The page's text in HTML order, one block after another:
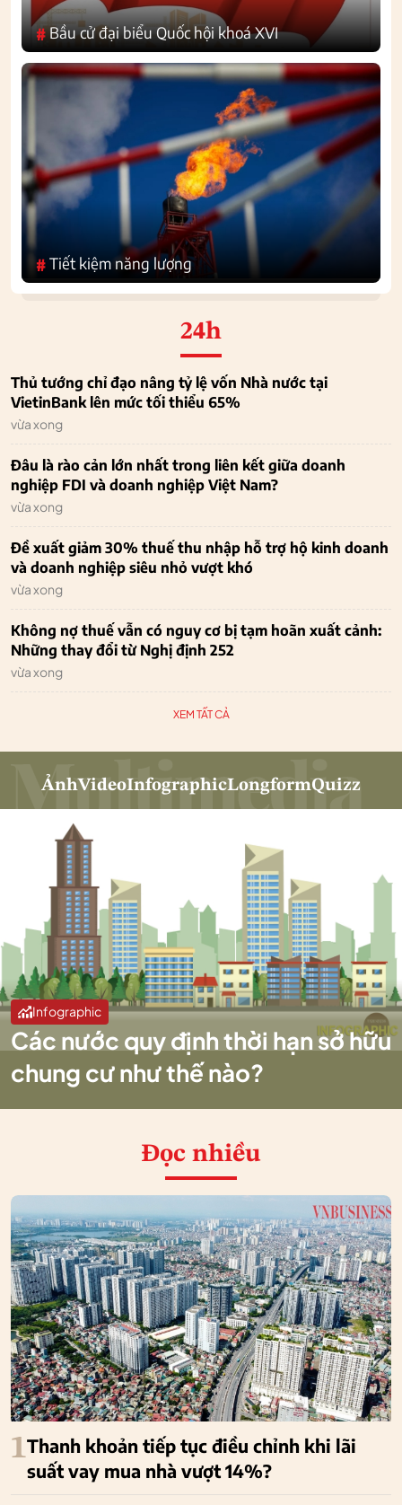
#Bầu cử đại biểu Quốc hội khoá XVI
#Tiết kiệm năng lượng
24h
Thủ tướng chỉ đạo nâng tỷ lệ vốn Nhà nước tại
VietinBank lên mức tối thiểu 65%
vừa xong
Đâu là rào cản lớn nhất trong liên kết giữa doanh
nghiệp FDI và doanh nghiệp Việt Nam?
vừa xong
Đề xuất giảm 30% thuế thu nhập hỗ trợ hộ kinh doanh
và doanh nghiệp siêu nhỏ vượt khó
vừa xong
Không nợ thuế vẫn có nguy cơ bị tạm hoãn xuất cảnh:
Những thay đổi từ Nghị định 252
vừa xong
XEM TẤT CẢ
ẢnhVideoInfographicLongformQuizz
Infographic
Các nước quy định thời hạn sở hữu
chung cư như thế nào?
Đọc nhiều
1Thanh khoản tiếp tục điều chỉnh khi lãi
suất vay mua nhà vượt 14%?